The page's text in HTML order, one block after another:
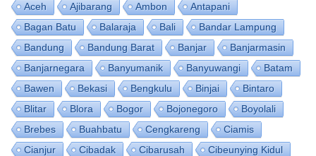
Aceh Ajibarang Ambon
Antapani
Bagan Batu
Balaraja Bali
Bandar Lampung
Bandung
Bandung Barat Banjar
Banjarmasin
Banjarnegara
Banyumanik Banyuwangi
Batam
Bawen
Bekasi Bengkulu Binjai
Bintaro
Blitar
Blora Bogor Bojonegoro
Boyolali
Brebes
Buahbatu Cengkareng
Ciamis
Cianjur
Cibadak Cibarusah
Cibeunying Kidul